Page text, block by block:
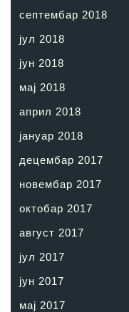
септембар 2018
јул 2018
јун 2018
мај 2018
април 2018
јануар 2018
децембар 2017
новембар 2017
октобар 2017
август 2017
јул 2017
јун 2017
мај 2017